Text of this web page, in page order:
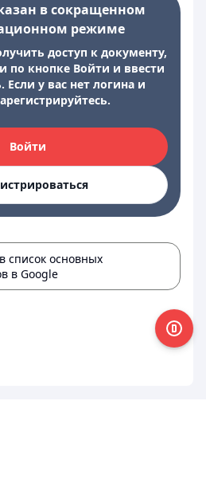
в сокращенном
режиме
доступ к документу,
по кнопке Войти и ввести
Если у вас нет логина и
Войти
список основных
в Google